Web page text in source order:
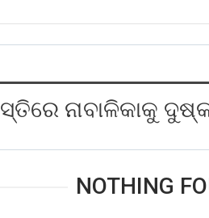
ନାବାଳିକାକୁ
NOTHING